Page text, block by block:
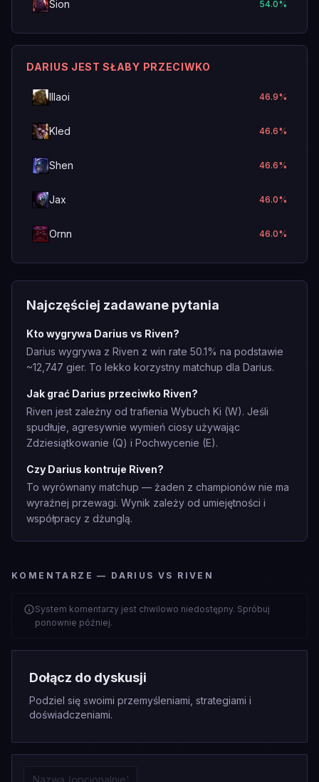
Sion 54.0%
DARIUS JEST SŁABY PRZECIWKO
Illaoi 46.9%
Kled 46.6%
Shen 46.6%
Jax 46.0%
Ornn 46.0%
Najczęściej zadawane pytania
Kto wygrywa Darius vs Riven?
Darius wygrywa z Riven z win rate 50.1% na podstawie
~12,747 gier. To lekko korzystny matchup dla Darius.
Jak grać Darius przeciwko Riven?
Riven jest zależny od trafienia Wybuch Ki (W). Jeśli
spudłuje, agresywnie wymień ciosy używając
Zdziesiątkowanie (Q) i Pochwycenie (E).
Czy Darius kontruje Riven?
To wyrównany matchup — żaden z championów nie ma
wyraźnej przewagi. Wynik zależy od umiejętności i
współpracy z dżunglą.
KOMENTARZE — DARIUS VS RIVEN
System komentarzy jest chwilowo niedostępny. Spróbuj
ponownie później.
Dołącz do dyskusji
Podziel się swoimi przemyśleniami, strategiami i
doświadczeniami.